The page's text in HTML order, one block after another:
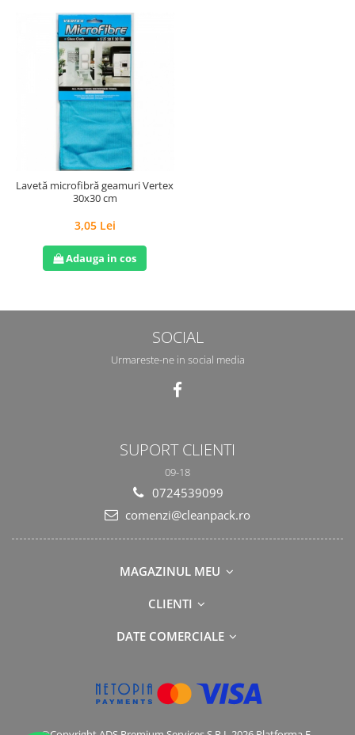
Lavetă microfibră geamuri Vertex
30x30 cm
3,05 Lei
Adauga in cos
SOCIAL
Urmareste-ne in social media
SUPORT CLIENTI
09-18
0724539099
comenzi@cleanpack.ro
MAGAZINUL MEU
CLIENTI
DATE COMERCIALE